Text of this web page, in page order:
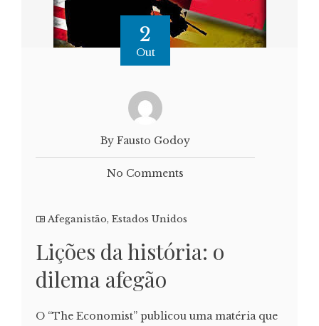
2
Out
By Fausto Godoy
No Comments
Afeganistão, Estados Unidos
Lições da história: o
dilema afegão
O “The Economist” publicou uma matéria que